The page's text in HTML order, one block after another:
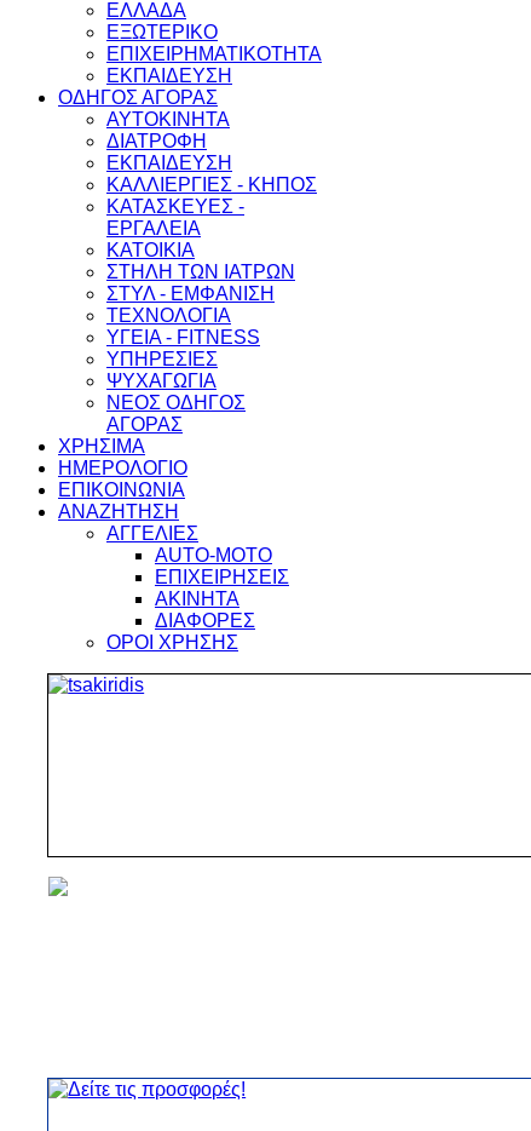
ΕΛΛΑΔΑ
ΕΞΩΤΕΡΙΚΟ
ΕΠΙΧΕΙΡΗΜΑΤΙΚΟΤΗΤΑ
ΕΚΠΑΙΔΕΥΣΗ
ΟΔΗΓΟΣ ΑΓΟΡΑΣ
ΑΥΤΟΚΙΝΗΤΑ
ΔΙΑΤΡΟΦΗ
ΕΚΠΑΙΔΕΥΣΗ
ΚΑΛΛΙΕΡΓΙΕΣ - ΚΗΠΟΣ
ΚΑΤΑΣΚΕΥΕΣ -
ΕΡΓΑΛΕΙΑ
ΚΑΤΟΙΚΙΑ
ΣΤΗΛΗ ΤΩΝ ΙΑΤΡΩΝ
ΣΤΥΛ - ΕΜΦΑΝΙΣΗ
ΤΕΧΝΟΛΟΓΙΑ
ΥΓΕΙΑ - FITNESS
ΥΠΗΡΕΣΙΕΣ
ΨΥΧΑΓΩΓΙΑ
ΝΕΟΣ ΟΔΗΓΟΣ
ΑΓΟΡΑΣ
ΧΡΗΣΙΜΑ
ΗΜΕΡΟΛΟΓΙΟ
ΕΠΙΚΟΙΝΩΝΙΑ
ΑΝΑΖΗΤΗΣΗ
ΑΓΓΕΛΙΕΣ
AUTO-MOTO
ΕΠΙΧΕΙΡΗΣΕΙΣ
ΑΚΙΝΗΤΑ
ΔΙΑΦΟΡΕΣ
ΟΡΟΙ ΧΡΗΣΗΣ